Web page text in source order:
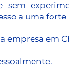
a uma
empresa em